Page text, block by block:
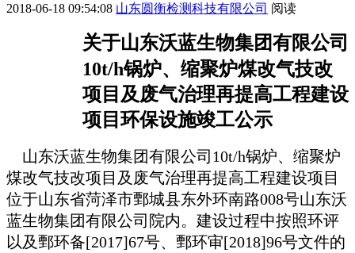
2018-06-18 09:54:08 山东圆衡检测科技有限公司 阅读
关于山东沃蓝生物集团有限公司
10t/h锅炉、缩聚炉煤改气技改
项目及废气治理再提高工程建设
项目环保设施竣工公示
山东沃蓝生物集团有限公司 10t/h锅炉、缩聚炉
煤改气技改项目及废气治理再提高工程建设项目
位于山东省菏泽市鄄城县东外环南路008号山东沃
蓝生物集团有限公司院内。建设过程中按照环评
以及鄄环备[2017]67号、鄄环审[2018]96号文件的